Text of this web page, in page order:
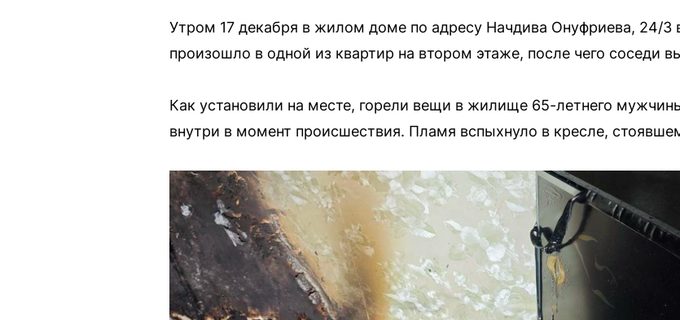
Утром 17 декабря в жилом доме по адресу Начдива Онуфриева, 24/3
произошло в одной из квартир на втором этаже, после чего соседи
Как установили на месте, горели вещи в жилище 65-летнего
внутри в момент происшествия. Пламя вспыхнуло в кресле,